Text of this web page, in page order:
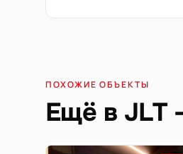
ПОХОЖИЕ ОБЪЕКТЫ
Ещё в JLT